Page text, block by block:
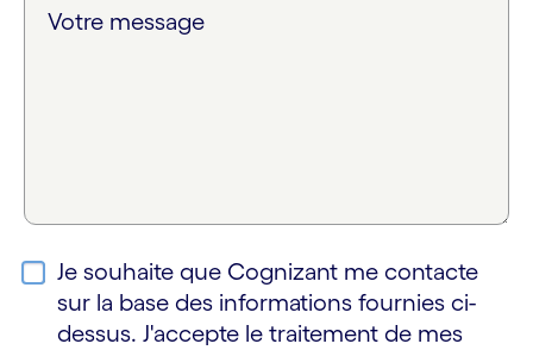
Votre message
Je souhaite que Cognizant me contacte
sur la base des informations fournies ci-
dessus. J'accepte le traitement de mes